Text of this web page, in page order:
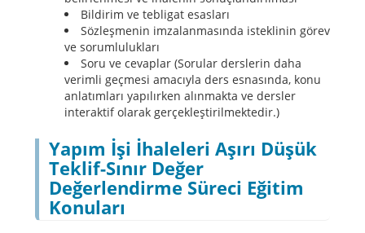
Bildirim ve tebligat esasları
Sözleşmenin imzalanmasında isteklinin görev
ve sorumlulukları
Soru ve cevaplar (Sorular derslerin daha
verimli geçmesi amacıyla ders esnasında, konu
anlatımları yapılırken alınmakta ve dersler
interaktif olarak gerçekleştirilmektedir.)
Yapım İşi İhaleleri Aşırı Düşük
Teklif-Sınır Değer
Değerlendirme Süreci Eğitim
Konuları